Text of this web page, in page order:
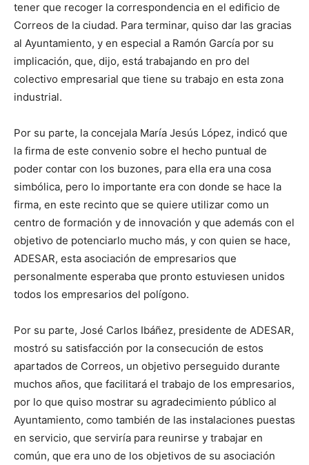
tener que recoger la correspondencia en el edificio de
Correos de la ciudad. Para terminar, quiso dar las gracias
al Ayuntamiento, y en especial a Ramón García por su
implicación, que, dijo, está trabajando en pro del
colectivo empresarial que tiene su trabajo en esta zona
industrial.
Por su parte, la concejala María Jesús López, indicó que
la firma de este convenio sobre el hecho puntual de
poder contar con los buzones, para ella era una cosa
simbólica, pero lo importante era con donde se hace la
firma, en este recinto que se quiere utilizar como un
centro de formación y de innovación y que además con el
objetivo de potenciarlo mucho más, y con quien se hace,
ADESAR, esta asociación de empresarios que
personalmente esperaba que pronto estuviesen unidos
todos los empresarios del polígono.
Por su parte, José Carlos Ibáñez, presidente de ADESAR,
mostró su satisfacción por la consecución de estos
apartados de Correos, un objetivo perseguido durante
muchos años, que facilitará el trabajo de los empresarios,
por lo que quiso mostrar su agradecimiento público al
Ayuntamiento, como también de las instalaciones puestas
en servicio, que serviría para reunirse y trabajar en
común, que era uno de los objetivos de su asociación